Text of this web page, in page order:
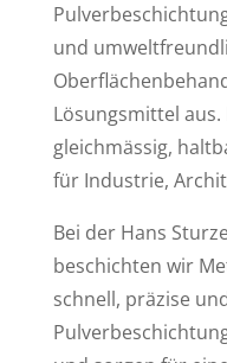
und
Lösungsmittel
gleichmässig,
für Industrie,
Bei der Hans
beschichten wir
schnell, präzise